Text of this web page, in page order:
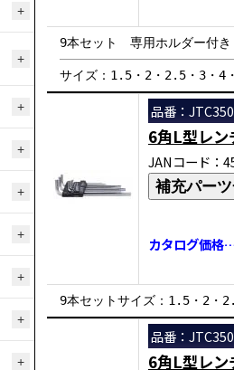
9本セット 専用ホルダー付き
サイズ：1.5・2・2.5・3・4
品番：
6角L型レン
JANコード：
補充パー
カタログ価格
9本セットサイズ：1.5・2・
品番：
6角L型レ